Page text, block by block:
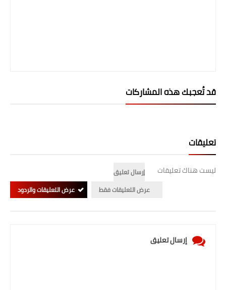
اخبار وقرارات وزارة التعليم
قد تُعجبك هذه المشاركات
تعليقات
ليست هناك تعليقات
إرسال تعليق
عرض التعليقات فقط
عرض التعليقات والردود
إرسال تعليق